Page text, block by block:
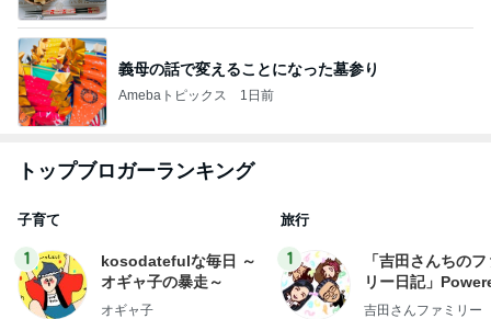
義母の話で変えることになった墓参り
Amebaトピックス 1日前
トップブロガーランキング
子育て
1
kosodatefulな毎日 ～
オギャ子の暴走～
オギャ子
旅行
1
「吉田さんちの
リー日記」
y Ameba 吉田さ
吉田さんファミリー